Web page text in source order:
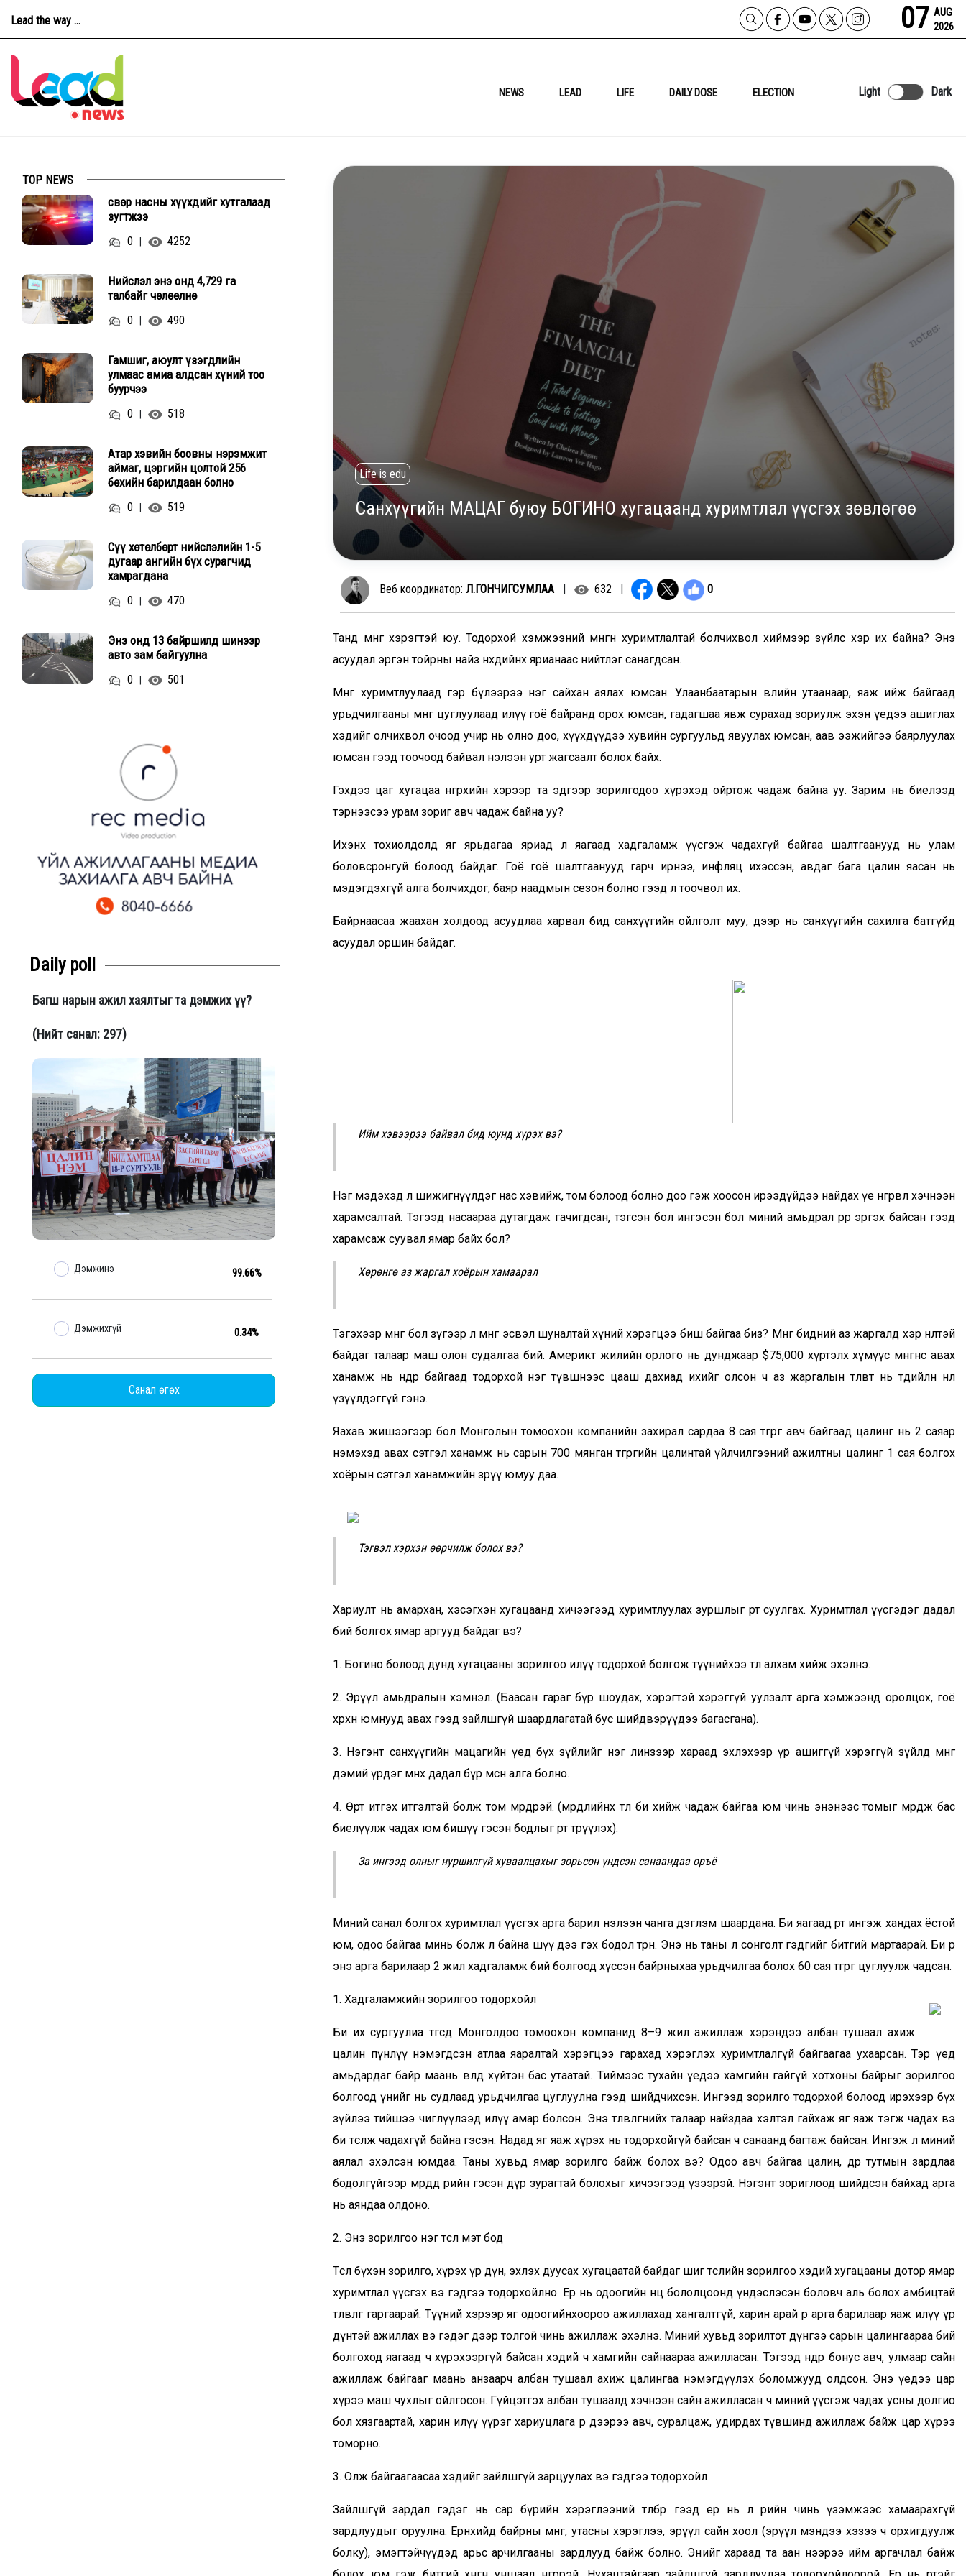
Lead the way ... 07 2026
AUG
NEWS LEAD LIFE DAILY DOSE ELECTION Light Dark
TOP NEWS
Өсвөр насны хүүхдийг хутгалаад
зугтжээ
0 4252
Нийслэл энэ онд 4,729 га
талбайг чөлөөлнө
0 490
Гамшиг, аюулт үзэгдлийн
улмаас амиа алдсан хүний тоо
буурчээ
0 518
Атар хэвийн боовны нэрэмжит
аймаг, цэргийн цолтой 256
бөхийн барилдаан болно
0 519
Сүү хөтөлбөрт нийслэлийн 1-5
дугаар ангийн бүх сурагчид
хамрагдана
0 470
Энэ онд 13 байршилд шинээр
авто зам байгуулна
0 501
Daily poll
Багш нарын ажил хаялтыг та дэмжих үү?
(Нийт санал: 297)
Дэмжинэ 99.66%
Дэмжихгүй 0.34%
Санал өгөх
Life is edu
Санхүүгийн МАЦАГ буюу БОГИНО хугацаанд хуримтлал үүсгэх зөвлөгөө
Веб координатор: Л.ГОНЧИГСУМЛАА | 632 | 0
Танд мөнгө хэрэгтэй юу. Тодорхой хэмжээний мөнгөн хуримтлалтай болчихвол хиймээр зүйлс хэр их байна? Энэ
асуудал эргэн тойрны найз нөхдийнхөө ярианаас нийтлэг санагдсан.
Мөнгөө хуримтлуулаад гэр бүлээрээ нэг сайхан аялах юмсан. Улаанбаатарын өвлийн утаанаар, яаж ийж байгаад
урьдчилгааны мөнгө цуглуулаад илүү гоё байранд орох юмсан, гадагшаа явж сурахад зориулж эхэн үедээ ашиглах
хэдийг олчихвол очоод учир нь олно доо, хүүхдүүдээ хувийн сургуульд явуулах юмсан, аав ээжийгээ баярлуулах
юмсан гээд тоочоод байвал нэлээн урт жагсаалт болох байх.
Гэхдээ цаг хугацаа өнгөрөхийн хэрээр та эдгээр зорилгодоо хүрэхэд ойртож чадаж байна уу. Зарим нь биелээд
тэрнээсээ урам зориг авч чадаж байна уу?
Ихэнх тохиолдолд яг ярьдагаа яриад л яагаад хадгаламж үүсгэж чадахгүй байгаа шалтгаанууд нь улам
боловсронгуй болоод байдаг. Гоё гоё шалтгаанууд гарч ирнээ, инфляц ихэссэн, авдаг бага цалин яасан нь
мэдэгдэхгүй алга болчихдог, баяр наадмын сезон болно гээд л тоочвол их.
Байрнаасаа жаахан холдоод асуудлаа харвал бид санхүүгийн ойлголт муу, дээр нь санхүүгийн сахилга батгүйд
асуудал оршин байдаг.
Ийм хэвээрээ байвал бид юунд хүрэх вэ?
Нэг мэдэхэд л шижигнүүлдэг нас хэвийж, том болоод болно доо гэж хоосон ирээдүйдээ найдах үе өнгөрвөл хэчнээн
харамсалтай. Тэгээд насаараа дутагдаж гачигдсан, тэгсэн бол ингэсэн бол миний амьдрал өөрөөр эргэх байсан гээд
харамсаж суувал ямар байх бол?
Хөрөнгө аз жаргал хоёрын хамаарал
Тэгэхээр мөнгө бол зүгээр л мөнгө эсвэл шуналтай хүний хэрэгцээ биш байгаа биз? Мөнгө бидний аз жаргалд хэр нөлөөтэй
байдаг талаар маш олон судалгаа бий. Америкт жилийн орлого нь дунджаар $75,000 хүртэлх хүмүүс мөнгөнөөс авах
ханамж нь өндөр байгаад тодорхой нэг түвшнээс цааш дахиад ихийг олсон ч аз жаргалын төлөвт нь төдийлөн нөлөө
үзүүлдэггүй гэнэ.
Яахав жишээгээр бол Монголын томоохон компанийн захирал сардаа 8 сая төгрөг авч байгаад цалинг нь 2 саяар
нэмэхэд авах сэтгэл ханамж нь сарын 700 мянган төгрөгийн цалинтай үйлчилгээний ажилтны цалинг 1 сая болгох
хоёрын сэтгэл ханамжийн зөрүү юмуу даа.
Тэгвэл хэрхэн өөрчилж болох вэ?
Хариулт нь амархан, хэсэгхэн хугацаанд хичээгээд хуримтлуулах зуршлыг өөртөө суулгах. Хуримтлал үүсгэдэг дадал
бий болгох ямар аргууд байдаг вэ?
1. Богино болоод дунд хугацааны зорилгоо илүү тодорхой болгож түүнийхээ төлөө алхам хийж эхэлнэ.
2. Эрүүл амьдралын хэмнэл. (Баасан гараг бүр шоудах, хэрэгтэй хэрэггүй уулзалт арга хэмжээнд оролцох, гоё
хөөрхөн юмнууд авах гээд зайлшгүй шаардлагатай бус шийдвэрүүдээ багасгана).
3. Нэгэнт санхүүгийн мацагийн үед бүх зүйлийг нэг линзээр хараад эхлэхээр үр ашиггүй хэрэггүй зүйлд мөнгө
дэмий үрдэг өмнөх дадал бүр мөсөн алга болно.
4. Өөртөө итгэх итгэлтэй болж том мөрөөдөөрэй. (мөрөөдлийнхөө төлөө би хийж чадаж байгаа юм чинь энэнээс томыг мөрөөдөж бас
биелүүлж чадах юм бишүү гэсэн бодлыг өөртөө төрүүлэх).
За ингээд олныг нуршилгүй хуваалцахыг зорьсон үндсэн санаандаа оръё
Миний санал болгох хуримтлал үүсгэх арга барил нэлээн чанга дэглэм шаардана. Би яагаад өөртөө ингэж хандах ёстой
юм, одоо байгаа минь болж л байна шүү дээ гэх бодол төрнө. Энэ нь таны л сонголт гэдгийг битгий мартаарай. Би өөрөө
энэ арга барилаар 2 жил хадгаламж бий болгоод хүссэн байрныхаа урьдчилгаа болох 60 сая төгрөг цуглуулж чадсан.
1. Хадгаламжийн зорилгоо тодорхойл
Би их сургуулиа төгсөөд Монголдоо томоохон компанид 8–9 жил ажиллаж хэрэндээ албан тушаал ахиж
цалин пүнлүү нэмэгдсэн атлаа яаралтай хэрэгцээ гарахад хэрэглэх хуримтлалгүй байгаагаа ухаарсан. Тэр үед
амьдардаг байр маань өвөлдөө хүйтэн бас утаатай. Тиймээс тухайн үедээ хамгийн гайгүй хотхоны байрыг зорилгоо
болгоод үнийг нь судлаад урьдчилгаа цуглуулна гээд шийдчихсэн. Ингээд зорилго тодорхой болоод ирэхээр бүх
зүйлээ тийшээ чиглүүлээд илүү амар болсон. Энэ төлөвлөгөөнийхөө талаар найздаа хэлтэл гайхаж яг яаж тэгж чадах вэ
би төсөөлж чадахгүй байна гэсэн. Надад яг яаж хүрэх нь тодорхойгүй байсан ч санаанд багтаж байсан. Ингэж л миний
аялал эхэлсэн юмдаа. Таны хувьд ямар зорилго байж болох вэ? Одоо авч байгаа цалин, өдөр тутмын зардлаа
бодолгүйгээр мөрөөдөөд өөрийн гэсэн дүр зурагтай болохыг хичээгээд үзээрэй. Нэгэнт зориглоод шийдсэн байхад арга
нь аяндаа олдоно.
2. Энэ зорилгоо нэг төсөл мэт бод
Төсөл бүхэн зорилго, хүрэх үр дүн, эхлэх дуусах хугацаатай байдаг шиг төслийн зорилгоо хэдий хугацааны дотор ямар
хуримтлал үүсгэх вэ гэдгээ тодорхойлно. Ер нь одоогийн нөөц бололцоонд үндэслэсэн боловч аль болох амбицтай
төлөвлөгөө гаргаарай. Түүний хэрээр яг одоогийнхоороо ажиллахад хангалтгүй, харин арай өөр арга барилаар яаж илүү үр
дүнтэй ажиллах вэ гэдэг дээр толгой чинь ажиллаж эхэлнэ. Миний хувьд зорилтот дүнгээ сарын цалингаараа бий
болгоход яагаад ч хүрэхээргүй байсан хэдий ч хамгийн сайнаараа ажилласан. Тэгээд өндөр бонус авч, улмаар сайн
ажиллаж байгааг маань анзаарч албан тушаал ахиж цалингаа нэмэгдүүлэх боломжууд олдсон. Энэ үедээ цар
хүрээ маш чухлыг ойлгосон. Гүйцэтгэх албан тушаалд хэчнээн сайн ажилласан ч миний үүсгэж чадах усны долгио
бол хязгаартай, харин илүү үүрэг хариуцлага өөр дээрээ авч, суралцаж, удирдах түвшинд ажиллаж байж цар хүрээ
томорно.
3. Олж байгаагаасаа хэдийг зайлшгүй зарцуулах вэ гэдгээ тодорхойл
Зайлшгүй зардал гэдэг нь сар бүрийн хэрэглээний төлбөр гээд ер нь л өөрийн чинь үзэмжээс хамаарахгүй
зардлуудыг оруулна. Ерөнхийдөө байрны мөнгө, утасны хэрэглээ, эрүүл сайн хоол (эрүүл мэндээ хэзээ ч орхигдуулж
болку), эмэгтэйчүүдэд арьс арчилгааны зардлууд байж болно. Энийг хараад та аан нээрээ ийм аргачлал байж